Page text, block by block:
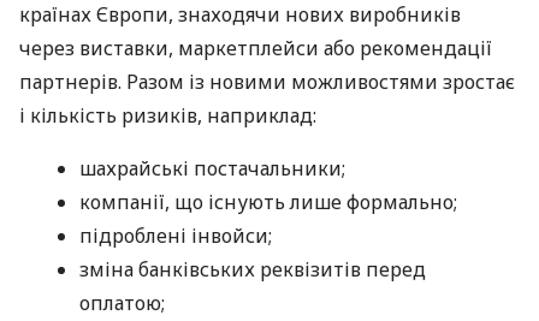
країнах Європи, знаходячи нових виробників
через виставки, маркетплейси або рекомендації
партнерів. Разом із новими можливостями зростає
і кількість ризиків, наприклад:
шахрайські постачальники;
компанії, що існують лише формально;
підроблені інвойси;
зміна банківських реквізитів перед
оплатою;